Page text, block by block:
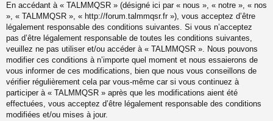
En accédant à « TALMMQSR » (désigné ici par « nous », « notre », « nos
», « TALMMQSR », « http://forum.talmmqsr.fr »), vous acceptez d’être
légalement responsable des conditions suivantes. Si vous n’acceptez
pas d’être légalement responsable de toutes les conditions suivantes,
veuillez ne pas utiliser et/ou accéder à « TALMMQSR ». Nous pouvons
modifier ces conditions à n’importe quel moment et nous essaierons de
vous informer de ces modifications, bien que nous vous conseillons de
vérifier régulièrement cela par vous-même car si vous continuez à
participer à « TALMMQSR » après que les modifications aient été
effectuées, vous acceptez d’être légalement responsable des conditions
modifiées et/ou mises à jour.